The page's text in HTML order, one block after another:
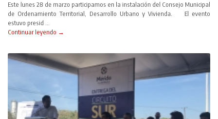
Este lunes 28 de marzo participamos en la instalación del Consejo Municipal
de Ordenamiento Territorial, Desarrollo Urbano y Vivienda. El evento
estuvo presid ...
Continuar leyendo →